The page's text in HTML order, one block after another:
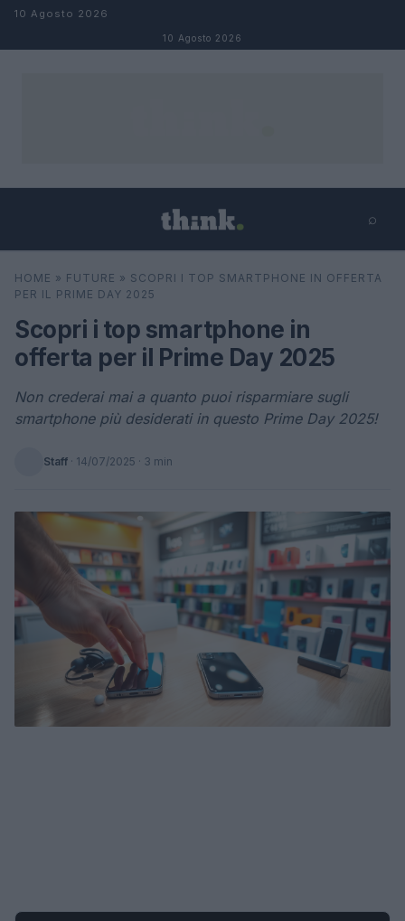
Salta al contenuto
10 Agosto 2026
10 Agosto 2026
⌕
Cerca ⌕ ×
HOME » FUTURE » SCOPRI I TOP SMARTPHONE IN OFFERTA
PER IL PRIME DAY 2025
Scopri i top smartphone in
offerta per il Prime Day 2025
Non crederai mai a quanto puoi risparmiare sugli
smartphone più desiderati in questo Prime Day 2025!
Staff · 14/07/2025 · 3 min